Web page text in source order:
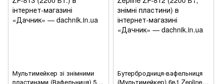
Мультимейкер зі знімними
пластинами (Вафельниця) 5в1
Бутербродниця-вафельниця
(Мультимейкер) 6в1 Zepline